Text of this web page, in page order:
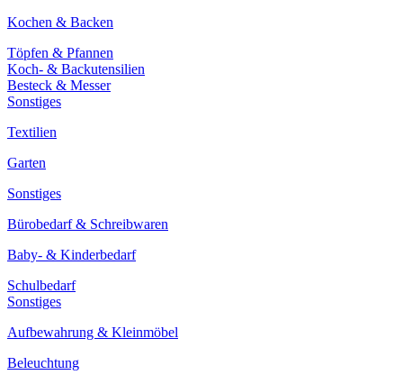
Kochen & Backen
Töpfen & Pfannen
Koch- & Backutensilien
Besteck & Messer
Sonstiges
Textilien
Garten
Sonstiges
Bürobedarf & Schreibwaren
Baby- & Kinderbedarf
Schulbedarf
Sonstiges
Aufbewahrung & Kleinmöbel
Beleuchtung